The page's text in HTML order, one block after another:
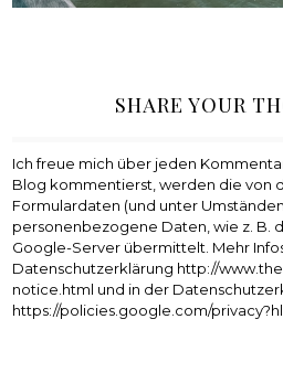
SHARE YOUR
Ich freue mich über jeden
Blog kommentierst, werden die von
Formulardaten (und unter
personenbezogene Daten, wie z. B.
Google-Server übermittelt. Mehr
Datenschutzerklärung http://
notice.html und in der
https://policies.google.com/